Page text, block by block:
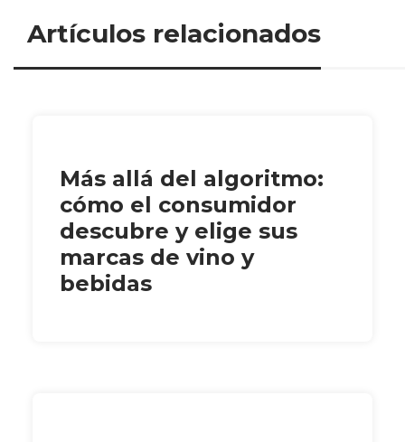
Artículos relacionados
Más allá del algoritmo:
cómo el consumidor
descubre y elige sus
marcas de vino y
bebidas